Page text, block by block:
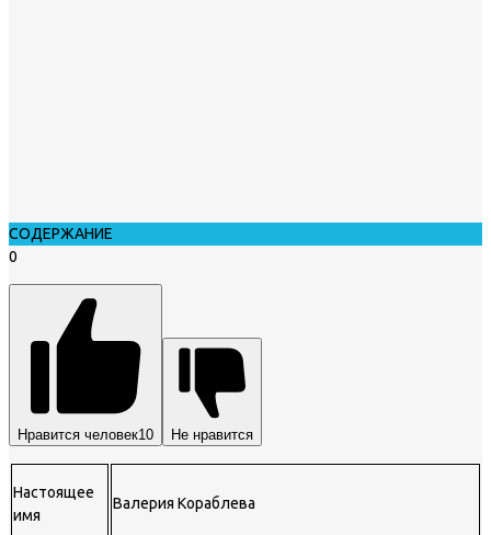
СОДЕРЖАНИЕ
0
Нравится человек10 Не нравится
Настоящее
имя
Валерия Кораблева